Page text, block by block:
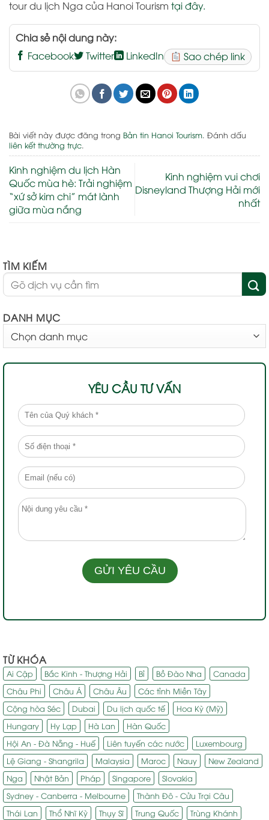
tour du lịch Nga của Hanoi Tourism tại đây.
Chia sẻ nội dung này:
Facebook
Twitter LinkedIn Sao chép link
Bài viết này được đăng trong Bản tin Hanoi Tourism. Đánh dấu
liên kết thường trực.
Kinh nghiệm du lịch Hàn
Quốc mùa hè: Trải nghiệm
“xứ sở kim chi” mát lành
giữa mùa nắng
Kinh nghiệm vui chơi
Disneyland Thượng Hải mới
nhất
TÌM KIẾM
DANH MỤC
MỤC
YÊU CẦU TƯ VẤN
TỪ KHÓA
Ai Cập Bắc Kinh - Thượng Hải Bỉ Bồ Đào Nha
Canada
Châu Phi
Châu Á Châu Âu
Các tỉnh Miền Tây
Cộng hòa Séc
Dubai Du lịch quốc tế
Hoa Kỳ (Mỹ)
Hungary
Hy Lạp Hà Lan
Hàn Quốc
Hội An - Đà Nẵng - Huế
Liên tuyến các nước
Luxembourg
Lệ Giang - Shangrila
Malaysia Maroc Nauy
New Zealand
Nga
Nhật Bản Pháp Singapore
Slovakia
Sydney - Canberra - Melbourne
Thành Đô - Cửu Trại Câu
Thái Lan
Thổ Nhĩ Kỳ Thụy Sĩ Trung Quốc Trùng Khánh